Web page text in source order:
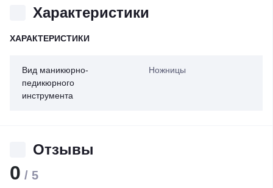
Характеристики
ХАРАКТЕРИСТИКИ
Вид маникюрно-
педикюрного
инструмента
Ножницы
Отзывы
0 / 5